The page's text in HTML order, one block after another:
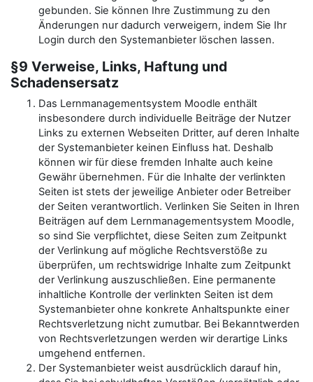
gebunden. Sie können Ihre Zustimmung zu den
Änderungen nur dadurch verweigern, indem Sie Ihr
Login durch den Systemanbieter löschen lassen.
§9 Verweise, Links, Haftung und
Schadensersatz
Das Lernmanagementsystem Moodle enthält
insbesondere durch individuelle Beiträge der Nutzer
Links zu externen Webseiten Dritter, auf deren Inhalte
der Systemanbieter keinen Einfluss hat. Deshalb
können wir für diese fremden Inhalte auch keine
Gewähr übernehmen. Für die Inhalte der verlinkten
Seiten ist stets der jeweilige Anbieter oder Betreiber
der Seiten verantwortlich. Verlinken Sie Seiten in Ihren
Beiträgen auf dem Lernmanagementsystem Moodle,
so sind Sie verpflichtet, diese Seiten zum Zeitpunkt
der Verlinkung auf mögliche Rechtsverstöße zu
überprüfen, um rechtswidrige Inhalte zum Zeitpunkt
der Verlinkung auszuschließen. Eine permanente
inhaltliche Kontrolle der verlinkten Seiten ist dem
Systemanbieter ohne konkrete Anhaltspunkte einer
Rechtsverletzung nicht zumutbar. Bei Bekanntwerden
von Rechtsverletzungen werden wir derartige Links
umgehend entfernen.
Der Systemanbieter weist ausdrücklich darauf hin,